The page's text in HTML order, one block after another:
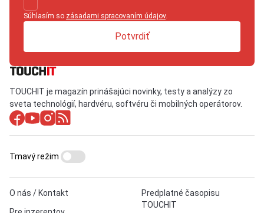
Súhlasím so zásadami spracovaním údajov.
Potvrdiť
TOUCHIT je magazín prinášajúci novinky, testy a analýzy zo
sveta technológií, hardvéru, softvéru či mobilných operátorov.
O nás / Kontakt
Predplatné časopisu
TOUCHIT
Tmavý režim